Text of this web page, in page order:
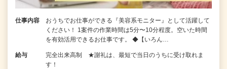
仕事内容
おうちでお仕事ができる『美容系モニター』として活躍して
ください！ 1案件の作業時間は5分〜10分程度。空いた時間
を有効活用できるお仕事です。 ◆【いろん…
給与
完全出来高制 ★謝礼は、最短で当日のうちに受け取れま
す！